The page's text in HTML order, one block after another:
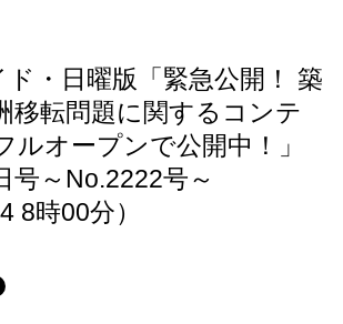
ド・日曜版「緊急公開！ 築
移転問題に関するコンテ
ルオープンで公開中！」
号～No.2222号～
8時00分）